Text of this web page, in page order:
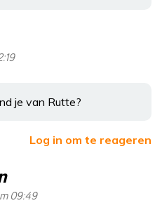
je van Rutte?
Log in om te reageren
09:49